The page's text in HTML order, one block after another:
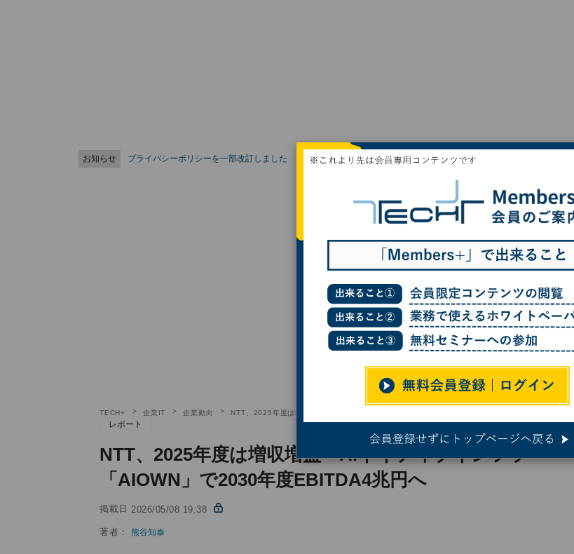
お知らせ プライバシーポリシーを一部改訂しました
TECH+ 企業IT 企業動向 NTT、2025年度は増収増益 AIネイティブインフラ「AIOWN」で2030年度EBITDA4兆円へ
レポート
NTT、2025年度は増収増益 AIネイティブインフラ
「AIOWN」で2030年度EBITDA4兆円へ
掲載日 2026/05/08 19:38
著者：熊谷知泰